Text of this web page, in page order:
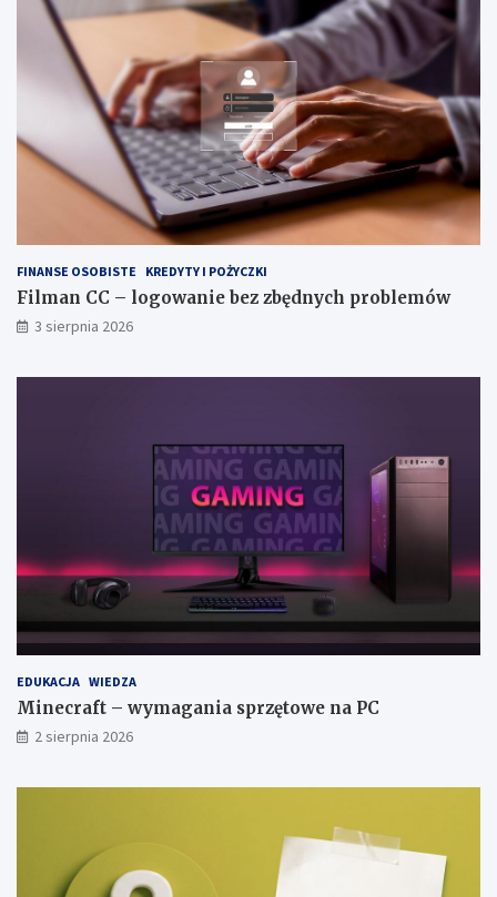
FINANSE OSOBISTE KREDYTY I POŻYCZKI
Filman CC – logowanie bez zbędnych problemów
3 sierpnia 2026
EDUKACJA WIEDZA
Minecraft – wymagania sprzętowe na PC
2 sierpnia 2026